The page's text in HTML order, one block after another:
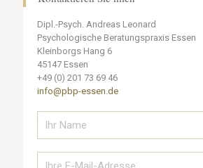
Dipl.-Psych. Andreas Leonard
Psychologische Beratungspraxis Essen
Kleinborgs Hang 6
45147 Essen
+49 (0) 201 73 69 46
info@pbp-essen.de